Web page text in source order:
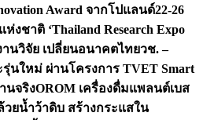
Award จากโปแลนด์22-26
งชาติ ‘Thailand Research Expo
านวิจัย เปลี่ยนอนาคตไทยวช. –
นใหม่ ผ่านโครงการ TVET Smart
นจริงOROM เครื่องดื่มแพลนต์เบส
ยน้ำว้าดิบ สร้างกระแสใน